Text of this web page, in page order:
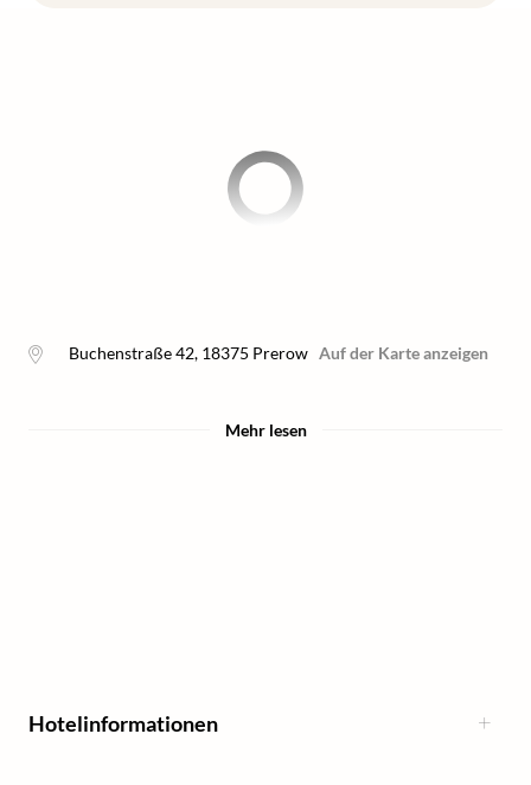
Buchenstraße 42, 18375 Prerow Auf der Karte anzeigen
Mehr lesen
Hotelinformationen